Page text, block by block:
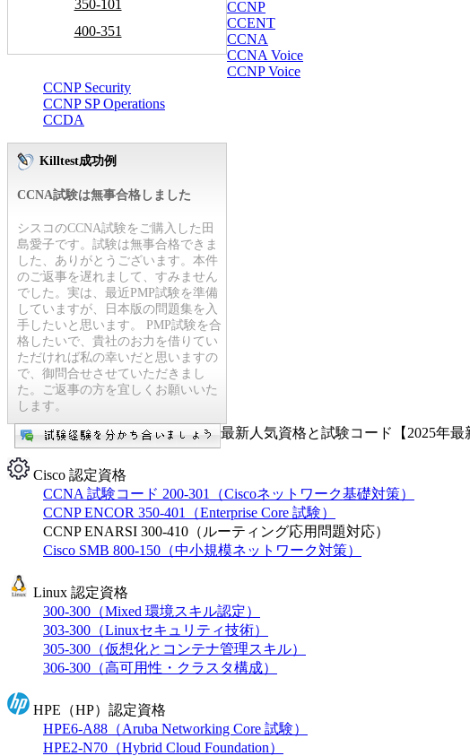
350-101
400-351
CCNP
CCENT
CCNA
CCNA Voice
CCNP Voice
CCNP Security
CCNP SP Operations
CCDA
Killtest成功例
CCNA試験は無事合格しました
シスコのCCNA試験をご購入した田
島愛子です。試験は無事合格できま
した、ありがとうございます。本件
のご返事を遅れまして、すみません
でした。実は、最近PMP試験を準備
していますが、日本版の問題集を入
手したいと思います。 PMP試験を合
格したいで、貴社のお力を借りてい
ただければ私の幸いだと思いますの
で、御問合せさせていただきまし
た。ご返事の方を宜しくお願いいた
します。
最新人気資格と試験コード【2025年最
Cisco 認定資格
CCNA 試験コード 200-301（Ciscoネットワーク基礎対策）
CCNP ENCOR 350-401（Enterprise Core 試験）
CCNP ENARSI 300-410（ルーティング応用問題対応）
Cisco SMB 800-150（中小規模ネットワーク対策）
Linux 認定資格
300-300（Mixed 環境スキル認定）
303-300（Linuxセキュリティ技術）
305-300（仮想化とコンテナ管理スキル）
306-300（高可用性・クラスタ構成）
HPE（HP）認定資格
HPE6-A88（Aruba Networking Core 試験）
HPE2-N70（Hybrid Cloud Foundation）